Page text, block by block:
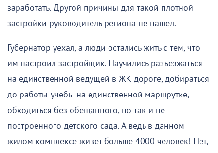
заработать. Другой причины для такой плотной
застройки руководитель региона не нашел.
Губернатор уехал, а люди остались жить с тем, что
им настроил застройщик. Научились разъезжаться
на единственной ведущей в ЖК дороге, добираться
до работы-учебы на единственной маршрутке,
обходиться без обещанного, но так и не
построенного детского сада. А ведь в данном
жилом комплексе живет больше 4000 человек! Нет,